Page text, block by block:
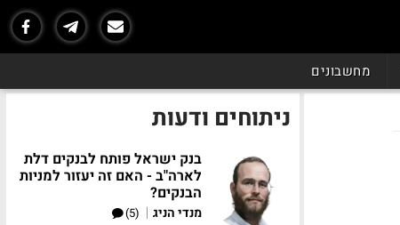
מחשבונים
ניתוחים ודעות
בנק ישראל פותח לבנקים דלת
לארה"ב - האם זה יעזור למניות
הבנקים?
מנדי הניג |
(5)